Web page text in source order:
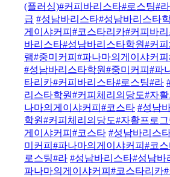
(플러싱)#커피바리스타#로스팅#
급 #성남바리스타#성남바리스타
게이샤커피#코스타리카#커피바
바리스타#성남바리스타학원#커
램#중미커피#파나마의게이샤커
#성남바리스타학원#중미커피#파
타리카#커피바리스타#로스팅#라
리스타학원#커피체리의당도#자
나마의게이샤커피#코스타 #성남
학원#커피체리의당도#자활프로
게이샤커피#코스타 #성남바리스
미커피#파나마의게이샤커피#코
로스팅#라 #성남바리스타#성남
파나마의게이샤커피#코스타리카